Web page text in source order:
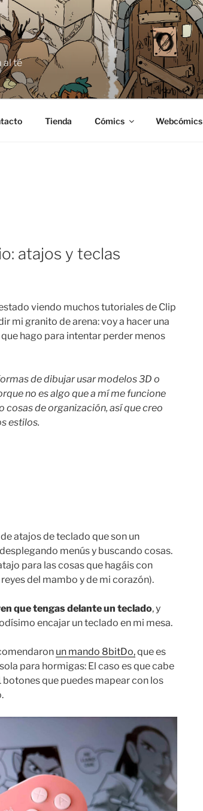
al té
Tienda Cómics Webcómics
atajos y teclas
viendo muchos tutoriales de Clip
mi granito de arena: voy a hacer una
hago para intentar perder menos
de dibujar usar modelos 3D o
no es algo que a mí me funcione
cosas de organización, así que creo
estilos.
atajos de teclado que son un
menús y buscando cosas.
para las cosas que hagáis con
del mambo y de mi corazón).
que tengas delante un teclado, y
encajar un teclado en mi mesa.
un mando 8bitDo,que es
para hormigas: El caso es que cabe
botones que puedes mapear con los